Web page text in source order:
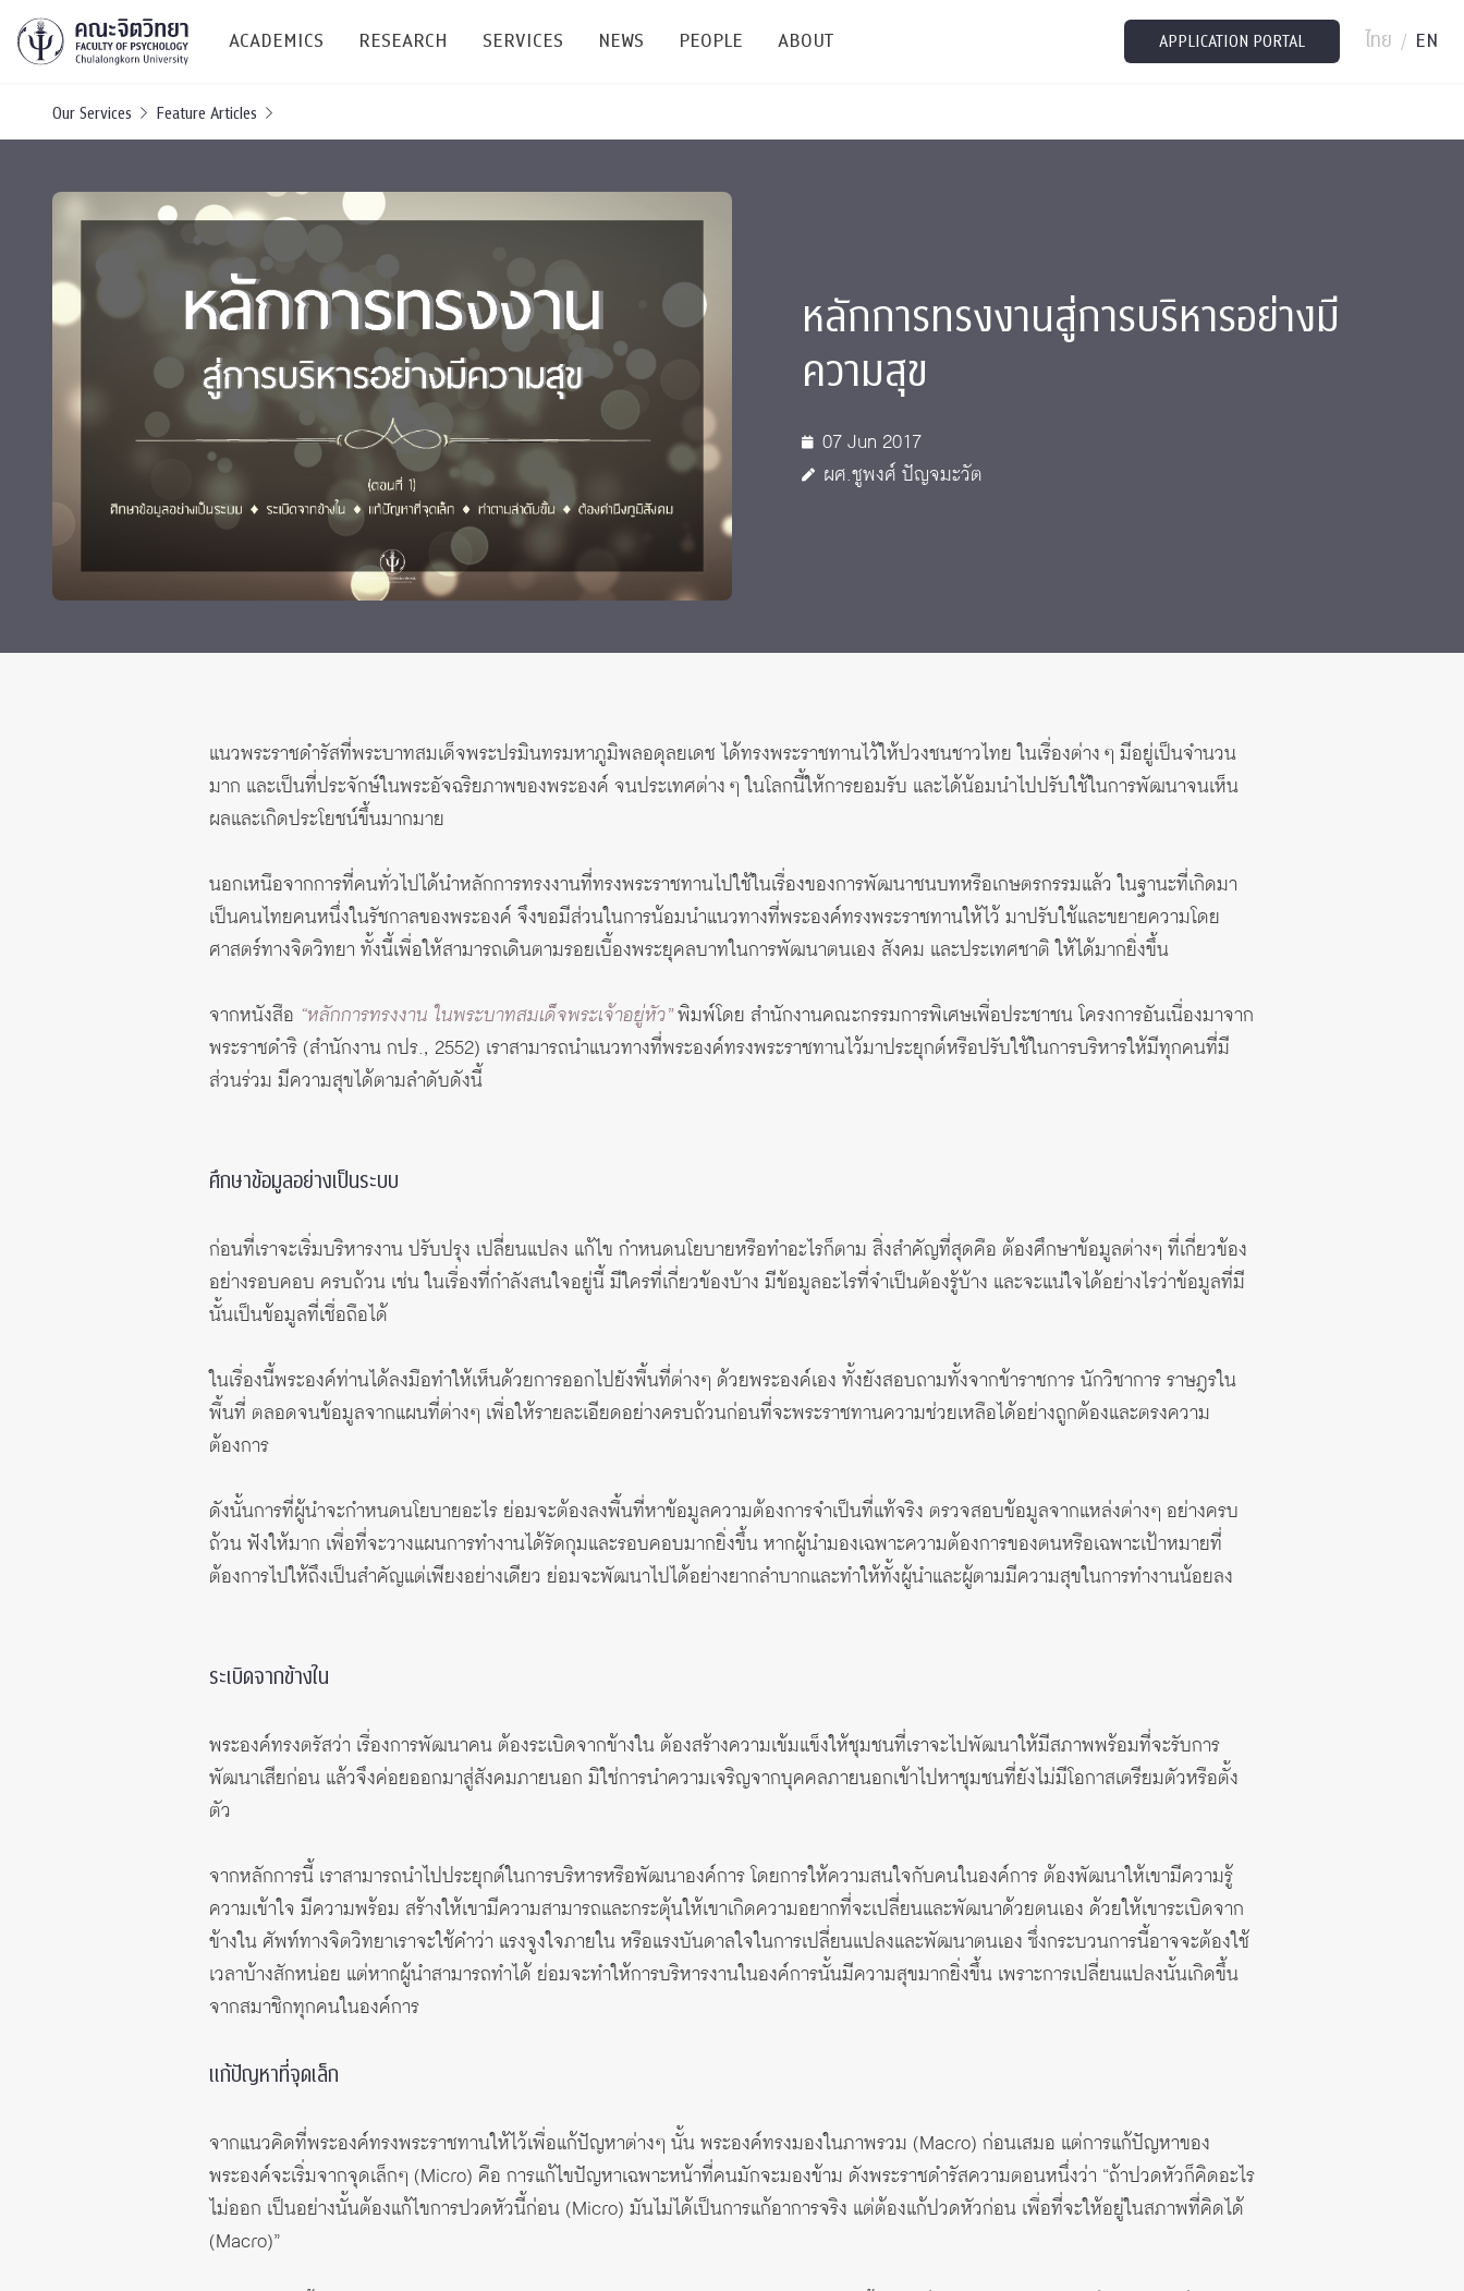
ACADEMICS
Undergraduate
Bachelor of Science
(B.Sc.)
Master's and PhD
Current Students
RESEARCH
Research Publications
Conference
International Conference & Symposium
TICP 2023
SSBW Activities
Grants and Awards
SERVICES
Wellness Center
Psychological Center for Effective Organization
CU Radio
NEWS
Events & Announcement
Workshops
Jobs
PEOPLE
Staffs
Management
ABOUT
Giving
Annual Reports
Intranet
APPLICATION PORTAL ไทย / EN
Our Services Feature Articles
หลักการทรงงานสู่การบริหารอย่างมี
ความสุข
07 Jun 2017
ผศ.ชูพงศ์ ปัญจมะวัต
แนวพระราชดำรัสที่พระบาทสมเด็จพระปรมินทรมหาภูมิพลอดุลยเดช ได้ทรงพระราชทานไว้ให้ปวงชนชาวไทย ในเรื่องต่าง ๆ มีอยู่เป็นจำนวน
มาก และเป็นที่ประจักษ์ในพระอัจฉริยภาพของพระองค์ จนประเทศต่าง ๆ ในโลกนี้ให้การยอมรับ และได้น้อมนำไปปรับใช้ในการพัฒนาจนเห็น
ผลและเกิดประโยชน์ขึ้นมากมาย
นอกเหนือจากการที่คนทั่วไปได้นำหลักการทรงงานที่ทรงพระราชทานไปใช้ในเรื่องของการพัฒนาชนบทหรือเกษตรกรรมแล้ว ในฐานะที่เกิดมา
เป็นคนไทยคนหนึ่งในรัชกาลของพระองค์ จึงขอมีส่วนในการน้อมนำแนวทางที่พระองค์ทรงพระราชทานให้ไว้ มาปรับใช้และขยายความโดย
ศาสตร์ทางจิตวิทยา ทั้งนี้เพื่อให้สามารถเดินตามรอยเบื้องพระยุคลบาทในการพัฒนาตนเอง สังคม และประเทศชาติ ให้ได้มากยิ่งขึ้น
จากหนังสือ “หลักการทรงงาน ในพระบาทสมเด็จพระเจ้าอยู่หัว”พิมพ์โดย สำนักงานคณะกรรมการพิเศษเพื่อประชาชน โครงการอันเนื่องมาจาก
พระราชดำริ (สำนักงาน กปร., 2552) เราสามารถนำแนวทางที่พระองค์ทรงพระราชทานไว้มาประยุกต์หรือปรับใช้ในการบริหารให้มีทุกคนที่มี
ส่วนร่วม มีความสุขได้ตามลำดับดังนี้
ศึกษาข้อมูลอย่างเป็นระบบ
ก่อนที่เราจะเริ่มบริหารงาน ปรับปรุง เปลี่ยนแปลง แก้ไข กำหนดนโยบายหรือทำอะไรก็ตาม สิ่งสำคัญที่สุดคือ ต้องศึกษาข้อมูลต่างๆ ที่เกี่ยวข้อง
อย่างรอบคอบ ครบถ้วน เช่น ในเรื่องที่กำลังสนใจอยู่นี้ มีใครที่เกี่ยวข้องบ้าง มีข้อมูลอะไรที่จำเป็นต้องรู้บ้าง และจะแน่ใจได้อย่างไรว่าข้อมูลที่มี
นั้นเป็นข้อมูลที่เชื่อถือได้
ในเรื่องนี้พระองค์ท่านได้ลงมือทำให้เห็นด้วยการออกไปยังพื้นที่ต่างๆ ด้วยพระองค์เอง ทั้งยังสอบถามทั้งจากข้าราชการ นักวิชาการ ราษฎรใน
พื้นที่ ตลอดจนข้อมูลจากแผนที่ต่างๆ เพื่อให้รายละเอียดอย่างครบถ้วนก่อนที่จะพระราชทานความช่วยเหลือได้อย่างถูกต้องและตรงความ
ต้องการ
ดังนั้นการที่ผู้นำจะกำหนดนโยบายอะไร ย่อมจะต้องลงพื้นที่หาข้อมูลความต้องการจำเป็นที่แท้จริง ตรวจสอบข้อมูลจากแหล่งต่างๆ อย่างครบ
ถ้วน ฟังให้มาก เพื่อที่จะวางแผนการทำงานได้รัดกุมและรอบคอบมากยิ่งขึ้น หากผู้นำมองเฉพาะความต้องการของตนหรือเฉพาะเป้าหมายที่
ต้องการไปให้ถึงเป็นสำคัญแต่เพียงอย่างเดียว ย่อมจะพัฒนาไปได้อย่างยากลำบากและทำให้ทั้งผู้นำและผู้ตามมีความสุขในการทำงานน้อยลง
ระเบิดจากข้างใน
พระองค์ทรงตรัสว่า เรื่องการพัฒนาคน ต้องระเบิดจากข้างใน ต้องสร้างความเข้มแข็งให้ชุมชนที่เราจะไปพัฒนาให้มีสภาพพร้อมที่จะรับการ
พัฒนาเสียก่อน แล้วจึงค่อยออกมาสู่สังคมภายนอก มิใช่การนำความเจริญจากบุคคลภายนอกเข้าไปหาชุมชนที่ยังไม่มีโอกาสเตรียมตัวหรือตั้ง
ตัว
จากหลักการนี้ เราสามารถนำไปประยุกต์ในการบริหารหรือพัฒนาองค์การ โดยการให้ความสนใจกับคนในองค์การ ต้องพัฒนาให้เขามีความรู้
ความเข้าใจ มีความพร้อม สร้างให้เขามีความสามารถและกระตุ้นให้เขาเกิดความอยากที่จะเปลี่ยนและพัฒนาด้วยตนเอง ด้วยให้เขาระเบิดจาก
ข้างใน ศัพท์ทางจิตวิทยาเราจะใช้คำว่า แรงจูงใจภายใน หรือแรงบันดาลใจในการเปลี่ยนแปลงและพัฒนาตนเอง ซึ่งกระบวนการนี้อาจจะต้องใช้
เวลาบ้างสักหน่อย แต่หากผู้นำสามารถทำได้ ย่อมจะทำให้การบริหารงานในองค์การนั้นมีความสุขมากยิ่งขึ้น เพราะการเปลี่ยนแปลงนั้นเกิดขึ้น
จากสมาชิกทุกคนในองค์การ
แก้ปัญหาที่จุดเล็ก
จากแนวคิดที่พระองค์ทรงพระราชทานให้ไว้เพื่อแก้ปัญหาต่างๆ นั้น พระองค์ทรงมองในภาพรวม (Macro) ก่อนเสมอ แต่การแก้ปัญหาของ
พระองค์จะเริ่มจากจุดเล็กๆ (Micro) คือ การแก้ไขปัญหาเฉพาะหน้าที่คนมักจะมองข้าม ดังพระราชดำรัสความตอนหนึ่งว่า “ถ้าปวดหัวก็คิดอะไร
ไม่ออก เป็นอย่างนั้นต้องแก้ไขการปวดหัวนี้ก่อน (Micro) มันไม่ได้เป็นการแก้อาการจริง แต่ต้องแก้ปวดหัวก่อน เพื่อที่จะให้อยู่ในสภาพที่คิดได้
(Macro)”